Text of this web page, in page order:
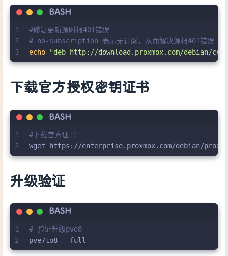
BASH
1
2
3
#修复更新源时报401错误
# no-subscription 表示无订阅，从而解决源报401错误
echo
"deb http://download.proxmox.com/debian/
下载官方授权密钥证书
BASH
1
2
#下载官方证书
wget https://enterprise.proxmox.com/debian/
升级验证
BASH
1
2
# 验证升级pve8
pve7to8 --full